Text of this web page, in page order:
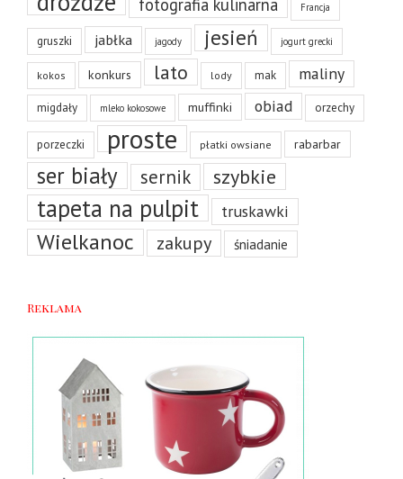
fotografia kulinarna Francja
gruszki jabłka jagody jesień jogurt grecki
kokos konkurs lato lody mak maliny
migdały mleko kokosowe muffinki obiad orzechy
porzeczki proste płatki owsiane rabarbar
ser biały sernik szybkie
tapeta na pulpit truskawki
Wielkanoc zakupy śniadanie
Reklama